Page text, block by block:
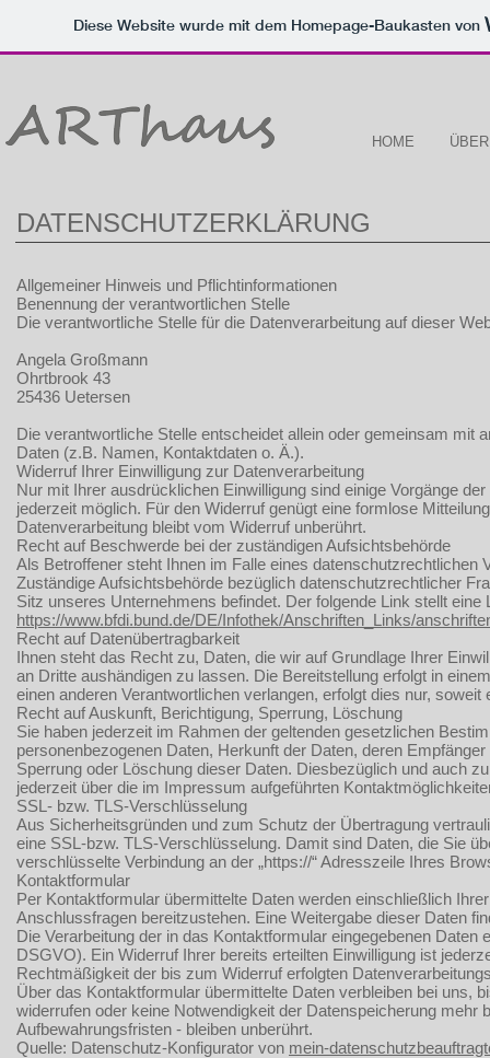
Diese Website wurde mit dem Homepage-Baukasten von
HOME
DATENSCHUTZERKLÄRUNG
Allgemeiner Hinweis und Pflichtinformationen
Benennung der verantwortlichen Stelle
Die verantwortliche Stelle für die Datenverarbeitung auf dieser
Angela Großmann
Ohrtbrook 43
25436 Uetersen
Die verantwortliche Stelle entscheidet allein oder gemeinsam mit
Daten (z.B. Namen, Kontaktdaten o. Ä.).
Widerruf Ihrer Einwilligung zur Datenverarbeitung
Nur mit Ihrer ausdrücklichen Einwilligung sind einige Vorgänge
jederzeit möglich. Für den Widerruf genügt eine formlose
Datenverarbeitung bleibt vom Widerruf unberührt.
Recht auf Beschwerde bei der zuständigen Aufsichtsbehörde
Als Betroffener steht Ihnen im Falle eines
Zuständige Aufsichtsbehörde bezüglich datenschutzrechtlicher
Sitz unseres Unternehmens befindet. Der folgende Link stellt
https://www.bfdi.bund.de/DE/Infothek/Anschriften_Links/
Recht auf Datenübertragbarkeit
Ihnen steht das Recht zu, Daten, die wir auf Grundlage Ihrer
an Dritte aushändigen zu lassen. Die Bereitstellung erfolgt in
einen anderen Verantwortlichen verlangen, erfolgt dies nur,
Recht auf Auskunft, Berichtigung, Sperrung, Löschung
Sie haben jederzeit im Rahmen der geltenden gesetzlichen
personenbezogenen Daten, Herkunft der Daten, deren
Sperrung oder Löschung dieser Daten. Diesbezüglich und auch
jederzeit über die im Impressum aufgeführten
SSL- bzw. TLS-Verschlüsselung
Aus Sicherheitsgründen und zum Schutz der Übertragung
eine SSL-bzw. TLS-Verschlüsselung. Damit sind Daten, die Sie
verschlüsselte Verbindung an der „https://“ Adresszeile Ihres
Kontaktformular
Per Kontaktformular übermittelte Daten werden einschließlich
Anschlussfragen bereitzustehen. Eine Weitergabe dieser Daten
Die Verarbeitung der in das Kontaktformular eingegebenen
DSGVO). Ein Widerruf Ihrer bereits erteilten Einwilligung ist
Rechtmäßigkeit der bis zum Widerruf erfolgten
Über das Kontaktformular übermittelte Daten verbleiben bei uns,
widerrufen oder keine Notwendigkeit der Datenspeicherung
Aufbewahrungsfristen - bleiben unberührt.
Quelle: Datenschutz-Konfigurator von mein-